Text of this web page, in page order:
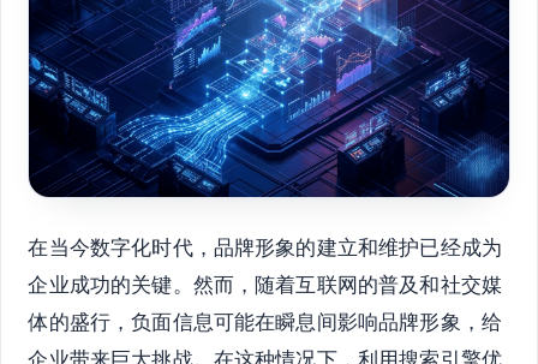
在当今数字化时代，品牌形象的建立和维护已经成为
企业成功的关键。然而，随着互联网的普及和社交媒
体的盛行，负面信息可能在瞬息间影响品牌形象，给
企业带来巨大挑战。在这种情况下，利用搜索引擎优